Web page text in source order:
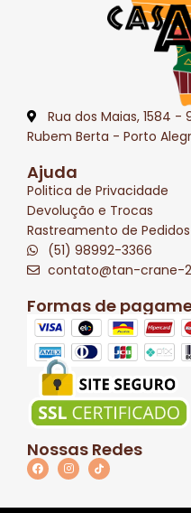
Rua dos Maias, 1584 -
Rubem Berta - Porto
Ajuda
Politica de Privacidade
Devolução e Trocas
Rastreamento de Pedidos
(51) 98992-3366
contato@tan-crane-
Formas de
Nossas Redes